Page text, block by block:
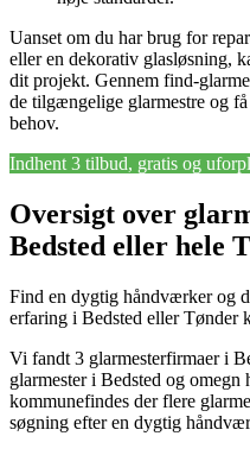
Uanset om du har brug for
eller en dekorativ glasløsning,
dit projekt. Gennem find-
de tilgængelige glarmestre og
behov.
Indhent 3 tilbud, gratis og
Oversigt over
Bedsted eller hele
Find en dygtig håndværker og
erfaring i Bedsted eller Tønder
Vi fandt 3 glarmesterfirmaer i
glarmester i Bedsted og omegn
kommunefindes der flere
søgning efter en dygtig